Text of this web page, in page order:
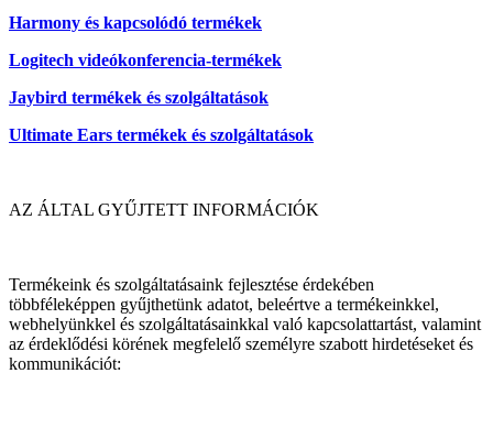
Harmony és kapcsolódó termékek
Logitech videókonferencia-termékek
Jaybird termékek és szolgáltatások
Ultimate Ears termékek és szolgáltatások
AZ ÁLTAL GYŰJTETT INFORMÁCIÓK
Termékeink és szolgáltatásaink fejlesztése érdekében
többféleképpen gyűjthetünk adatot, beleértve a termékeinkkel,
webhelyünkkel és szolgáltatásainkkal való kapcsolattartást, valamint
az érdeklődési körének megfelelő személyre szabott hirdetéseket és
kommunikációt: